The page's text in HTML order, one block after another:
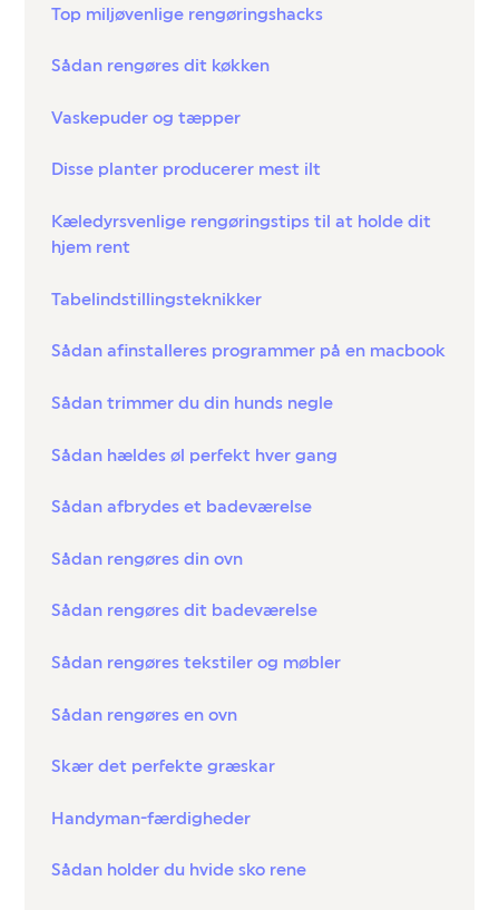
Top miljøvenlige rengøringshacks
Sådan rengøres dit køkken
Vaskepuder og tæpper
Disse planter producerer mest ilt
Kæledyrsvenlige rengøringstips til at holde dit
hjem rent
Tabelindstillingsteknikker
Sådan afinstalleres programmer på en macbook
Sådan trimmer du din hunds negle
Sådan hældes øl perfekt hver gang
Sådan afbrydes et badeværelse
Sådan rengøres din ovn
Sådan rengøres dit badeværelse
Sådan rengøres tekstiler og møbler
Sådan rengøres en ovn
Skær det perfekte græskar
Handyman-færdigheder
Sådan holder du hvide sko rene